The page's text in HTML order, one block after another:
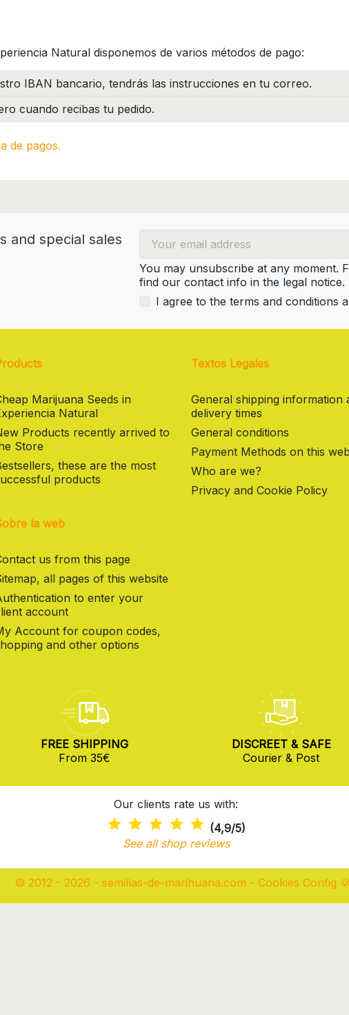
Natural disponemos de varios métodos de pago:
IBAN bancario, tendrás las instrucciones en tu correo.
cuando recibas tu pedido.
de pagos.
and special sales
You may unsubscribe at any moment.
find our contact info in the legal notice.
I agree to the terms and conditions
Marijuana Seeds in
Natural
Products recently arrived to
Store
these are the most
products
la web
us from this page
all pages of this website
to enter your
account
Account for coupon codes,
and other options
Textos Legales
General shipping information
delivery times
General conditions
Payment Methods on this
Who are we?
Privacy and Cookie Policy
FREE SHIPPING
From 35€
DISCREET & SAFE
Courier & Post
Our clients rate us with:
(4,9/5)
See all shop reviews
© 2012 - 2026 - semillas-de-marihuana.com - Cookies Config 🍪